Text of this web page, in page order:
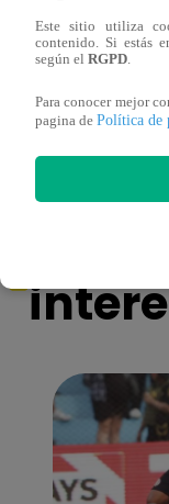
Cantante Jaime
lo que sabe de
de ‘La Voz Perú’
Este sitio utiliza
contenido. Si estás
según el RGPD
Para conocer mejor
pagina de Política de